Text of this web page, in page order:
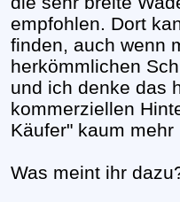
empfohlen. Dort
finden, auch wenn
herkömmlichen
und ich denke das
kommerziellen
Käufer" kaum
Was meint ihr